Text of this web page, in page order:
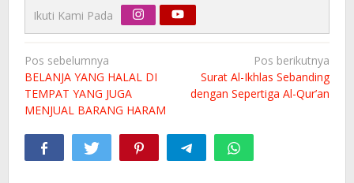
Ikuti Kami Pada
Navigasi
pos
Pos sebelumnya
BELANJA YANG HALAL DI
TEMPAT YANG JUGA
MENJUAL BARANG HARAM
Pos berikutnya
Surat Al-Ikhlas Sebanding
dengan Sepertiga Al-Qur’an